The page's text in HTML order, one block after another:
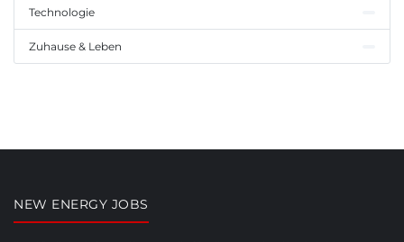
Technologie
Zuhause & Leben
NEW ENERGY JOBS